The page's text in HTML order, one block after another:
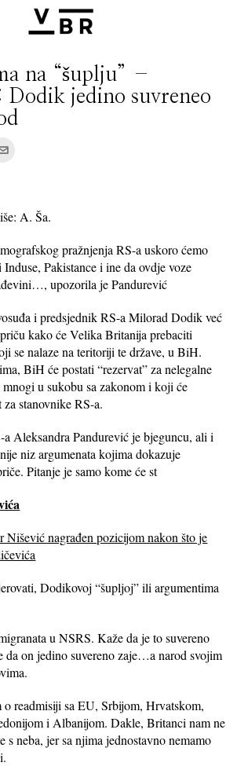
na “šuplju” –
Dodik jedino suvreneo
A. Ša.
pražnjenja RS-a uskoro ćemo
Pakistance i ine da ovdje voze
upozorila je Pandurević
i predsjednik RS-a Milorad Dodik već
kako će Velika Britanija prebaciti
se nalaze na teritoriji te države, u BiH.
BiH će postati “rezervat” za nelegalne
u sukobu sa zakonom i koji će
stanovnike RS-a.
a Aleksandra Pandurević je bjeguncu, ali i
niz argumenata kojima dokazuje
Pitanje je samo kome će st
Nišević nagrađen pozicijom nakon što je
Dodikovoj “šupljoj” ili argumentima
u NSRS. Kaže da je to suvereno
da on jedino suvereno zaje…a narod svojim
readmisiji sa EU, Srbijom, Hrvatskom,
i Albanijom. Dakle, Britanci nam ne
s neba, jer sa njima jednostavno nemamo